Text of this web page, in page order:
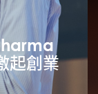
起創業